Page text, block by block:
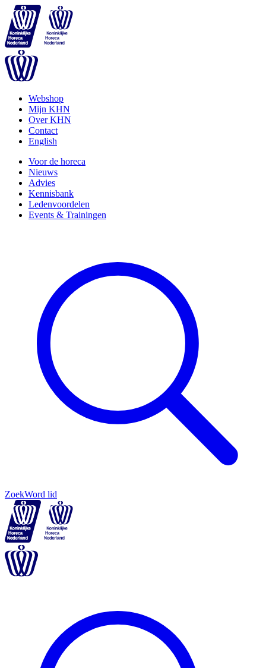
Webshop
Mijn KHN
Over KHN
Contact
English
Voor de horeca
Nieuws
Advies
Kennisbank
Ledenvoordelen
Events & Trainingen
ZoekWord lid